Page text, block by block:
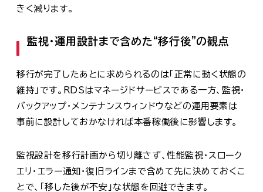
きく減ります。
監視・運用設計まで含めた“移行後”の観点
移行が完了したあとに求められるのは「正常に動く状態の
維持」です。RDSはマネージドサービスである一方、監視・
バックアップ・メンテナンスウィンドウなどの運用要素は
事前に設計しておかなければ本番稼働後に影響します。
監視設計を移行計画から切り離さず、性能監視・スローク
エリ・エラー通知・復旧ラインまで含めて先に決めておくこ
とで、「移した後が不安」な状態を回避できます。